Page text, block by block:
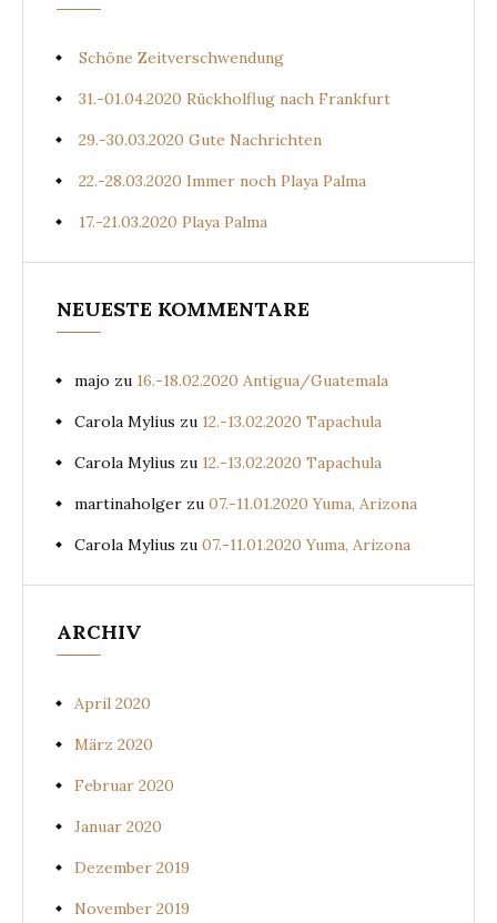
Schöne Zeitverschwendung
31.-01.04.2020 Rückholflug nach Frankfurt
29.-30.03.2020 Gute Nachrichten
22.-28.03.2020 Immer noch Playa Palma
17.-21.03.2020 Playa Palma
NEUESTE KOMMENTARE
majo zu 16.-18.02.2020 Antigua/Guatemala
Carola Mylius zu 12.-13.02.2020 Tapachula
Carola Mylius zu 12.-13.02.2020 Tapachula
martinaholger zu 07.-11.01.2020 Yuma, Arizona
Carola Mylius zu 07.-11.01.2020 Yuma, Arizona
ARCHIV
April 2020
März 2020
Februar 2020
Januar 2020
Dezember 2019
November 2019